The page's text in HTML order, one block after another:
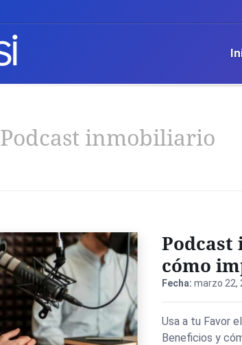
Podcast inmobiliario
Podcast
cómo
Fecha: marzo
Usa a tu Favor
Beneficios y